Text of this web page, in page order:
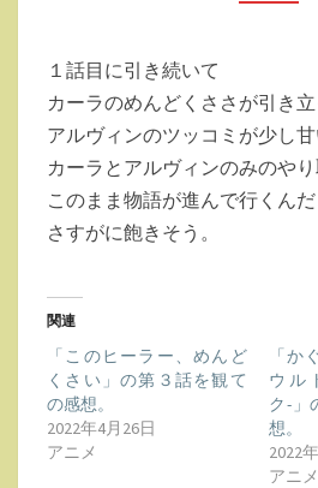
く
さ
い」
の
を
観
て
の
感
１話目に引き続いて
カーラのめんどくささが引き立
アルヴィンのツッコミが少し甘
カーラとアルヴィンのみのや
このまま物語が進んで行くんだ
さすがに飽きそう。
関連
「このヒーラー、めんど
くさい」の第３話を観て
の感想。
2022年4月26日
アニメ
「か
ウル
ク-」
想。
2022
アニメ